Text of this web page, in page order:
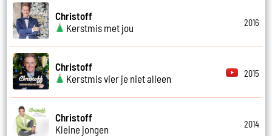
Christoff
Kerstmis met jou
2016
Christoff
Kerstmis vier je niet alleen
2015
Christoff
Kleine jongen
2014